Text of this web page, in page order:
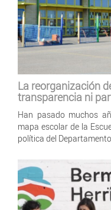
La reorganización
transparencia ni
Han pasado muchos
mapa escolar de la
política del